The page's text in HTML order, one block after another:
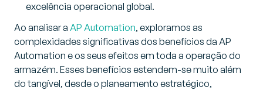
excelência operacional global.
Ao analisar a AP Automation, exploramos as
complexidades significativas dos benefícios da AP
Automation e os seus efeitos em toda a operação do
armazém. Esses benefícios estendem-se muito além
do tangível, desde o planeamento estratégico,